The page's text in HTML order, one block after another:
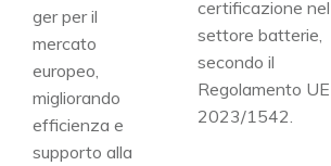
ger per il
mercato
europeo,
migliorando
efficienza e
supporto alla
certificazione nel
settore batterie,
secondo il
Regolamento UE
2023/1542.